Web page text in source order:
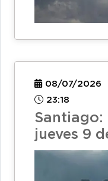
08/07/2026
23:18
Santiago:
jueves 9